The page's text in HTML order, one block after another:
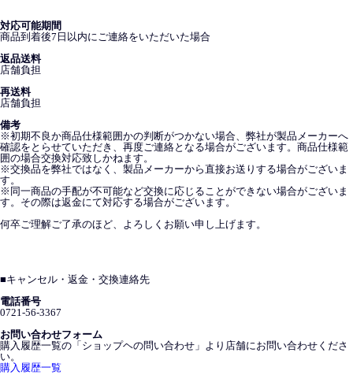
対応可能期間
商品到着後7日以内にご連絡をいただいた場合
返品送料
店舗負担
再送料
店舗負担
備考
※初期不良か商品仕様範囲かの判断がつかない場合、弊社が製品メーカーへ
確認をとらせていただき、再度ご連絡となる場合がございます。商品仕様範
囲の場合交換対応致しかねます。
※交換品を弊社ではなく、製品メーカーから直接お送りする場合がございま
す。
※同一商品の手配が不可能など交換に応じることができない場合がございま
す。その際は返金にて対応する場合がございます。
何卒ご理解ご了承のほど、よろしくお願い申し上げます。
■キャンセル・返金・交換連絡先
電話番号
0721-56-3367
お問い合わせフォーム
購入履歴一覧の「ショップヘの問い合わせ」より店舗にお問い合わせくださ
い。
購入履歴一覧